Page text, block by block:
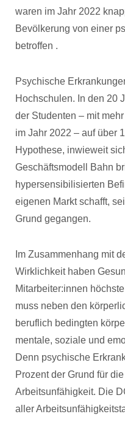
waren im Jahr 2022
Bevölkerung von einer
betroffen .
Psychische
Hochschulen. In den 20
der Studenten – mit
im Jahr 2022 – auf über
Hypothese, inwieweit
Geschäftsmodell Bahn
hypersensibilisierten
eigenen Markt schafft,
Grund gegangen.
Im Zusammenhang mit
Wirklichkeit haben
Mitarbeiter:innen
muss neben den
beruflich bedingten
mentale, soziale und
Denn psychische
Prozent der Grund für
Arbeitsunfähigkeit. Die
aller